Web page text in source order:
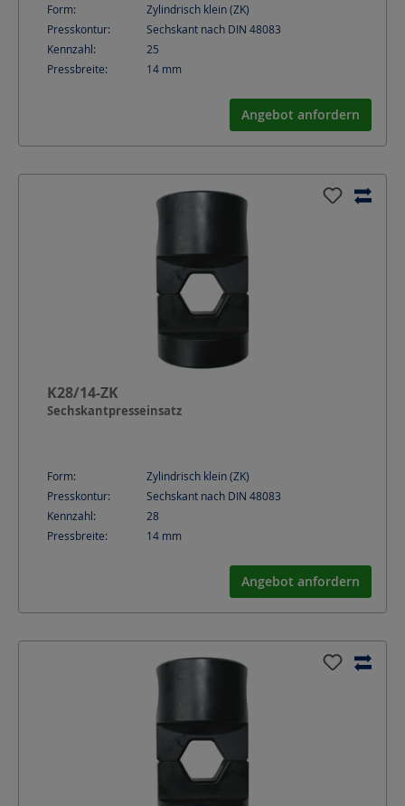
Form:
Zylindrisch klein (ZK)
Presskontur:
Sechskant nach DIN 48083
Kennzahl:
25
Pressbreite:
14 mm
Angebot anfordern
K28/14-ZK
Sechskantpresseinsatz
Form:
Zylindrisch klein (ZK)
Presskontur:
Sechskant nach DIN 48083
Kennzahl:
28
Pressbreite:
14 mm
Angebot anfordern